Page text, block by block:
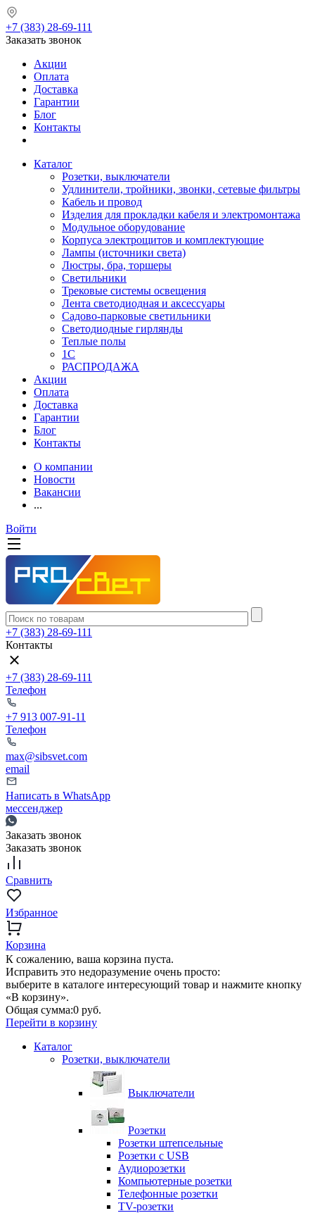
+7 (383) 28-69-111
Заказать звонок
Акции
Оплата
Доставка
Гарантии
Блог
Контакты
Каталог
Розетки, выключатели
Удлинители, тройники, звонки, сетевые фильтры
Кабель и провод
Изделия для прокладки кабеля и электромонтажа
Модульное оборудование
Корпуса электрощитов и комплектующие
Лампы (источники света)
Люстры, бра, торшеры
Светильники
Трековые системы освещения
Лента светодиодная и аксессуары
Садово-парковые светильники
Светодиодные гирлянды
Теплые полы
1С
РАСПРОДАЖА
Акции
Оплата
Доставка
Гарантии
Блог
Контакты
О компании
Новости
Вакансии
...
Войти
+7 (383) 28-69-111
Контакты
+7 (383) 28-69-111
Телефон
+7 913 007-91-11
Телефон
max@sibsvet.com
email
Написать в WhatsApp
мессенджер
Заказать звонок
Заказать звонок
Сравнить
Избранное
Корзина
К сожалению, ваша корзина пуста.
Исправить это недоразумение очень просто:
выберите в каталоге интересующий товар и нажмите кнопку
«В корзину».
Общая сумма:0 руб.
Перейти в корзину
Каталог
Розетки, выключатели
Выключатели
Розетки
Розетки штепсельные
Розетки с USB
Аудиорозетки
Компьютерные розетки
Телефонные розетки
TV-розетки